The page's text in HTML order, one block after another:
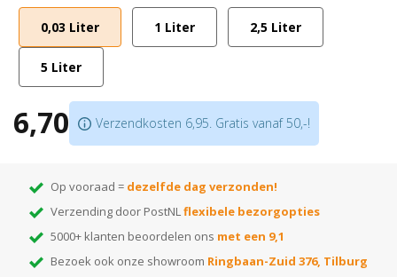
Vochtafstotend na 3 uur, droog na +/- 12 uur
Geeft waterafstotend resultaat met langdurig pareleffect
Scroll naar beneden voor gebruiksaanwijzing of open hem direct
0,03 Liter 1 Liter 2,5 Liter
5 Liter
6,70 Verzendkosten 6,95. Gratis vanaf 50,-!
Op vooraad = dezelfde dag verzonden!
Verzending door PostNLflexibele bezorgopties
5000+ klanten beoordelen ons met een 9,1
Bezoek ook onze showroom Ringbaan-Zuid 376, Tilburg